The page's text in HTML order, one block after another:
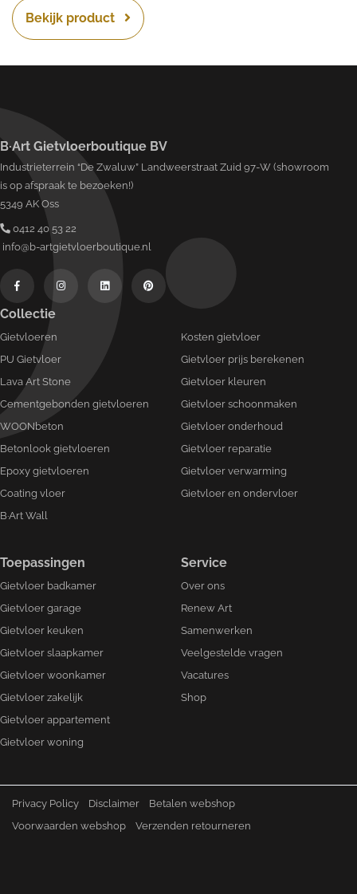
Bekijk product
B·Art Gietvloerboutique BV
Industrieterrein “De Zwaluw” Landweerstraat Zuid 97-W (showroom
is op afspraak te bezoeken!)
5349 AK Oss
0412 40 53 22
info@b-artgietvloerboutique.nl
Collectie
Gietvloeren
PU Gietvloer
Lava Art Stone
Cementgebonden gietvloeren
WOONbeton
Betonlook gietvloeren
Epoxy gietvloeren
Coating vloer
B·Art Wall
Kosten gietvloer
Gietvloer prijs berekenen
Gietvloer kleuren
Gietvloer schoonmaken
Gietvloer onderhoud
Gietvloer reparatie
Gietvloer verwarming
Gietvloer en ondervloer
Toepassingen
Gietvloer badkamer
Gietvloer garage
Gietvloer keuken
Gietvloer slaapkamer
Gietvloer woonkamer
Gietvloer zakelijk
Gietvloer appartement
Gietvloer woning
Service
Over ons
Renew Art
Samenwerken
Veelgestelde vragen
Vacatures
Shop
Privacy Policy Disclaimer
Betalen webshop
Voorwaarden webshop
Verzenden retourneren